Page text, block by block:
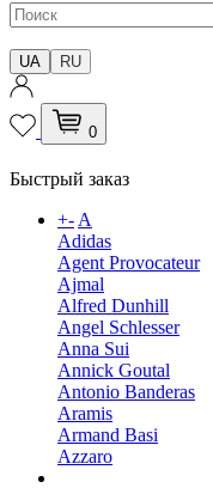
UA RU
0
Быстрый заказ
+-A
Adidas
Agent Provocateur
Ajmal
Alfred Dunhill
Angel Schlesser
Anna Sui
Annick Goutal
Antonio Banderas
Aramis
Armand Basi
Azzaro